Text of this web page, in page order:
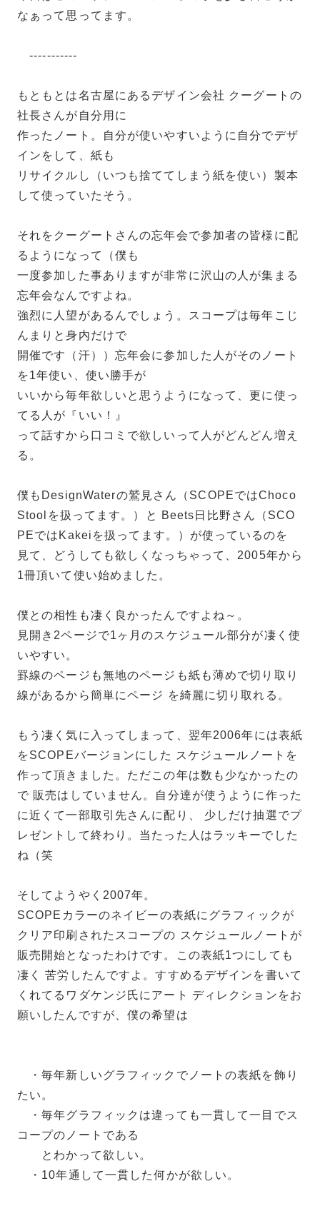
なぁって思ってます。
-----------
もともとは名古屋にあるデザイン会社 クーグートの
社長さんが自分用に
作ったノート。自分が使いやすいように自分でデザ
インをして、紙も
リサイクルし（いつも捨ててしまう紙を使い）製本
して使っていたそう。
それをクーグートさんの忘年会で参加者の皆様に配
るようになって（僕も
一度参加した事ありますが非常に沢山の人が集まる
忘年会なんですよね。
強烈に人望があるんでしょう。スコープは毎年こじ
んまりと身内だけで
開催です（汗））忘年会に参加した人がそのノート
を1年使い、使い勝手が
いいから毎年欲しいと思うようになって、更に使っ
てる人が『いい！』
って話すから口コミで欲しいって人がどんどん増え
る。
僕もDesignWaterの鷲見さん（SCOPEではChoco
Stoolを扱ってます。）と Beets日比野さん（SCO
PEではKakeiを扱ってます。）が使っているのを
見て、どうしても欲しくなっちゃって、2005年から
1冊頂いて使い始めました。
僕との相性も凄く良かったんですよね～。
見開き2ページで1ヶ月のスケジュール部分が凄く使
いやすい。
罫線のページも無地のページも紙も薄めで切り取り
線があるから簡単にページ を綺麗に切り取れる。
もう凄く気に入ってしまって、翌年2006年には表紙
をSCOPEバージョンにした スケジュールノートを
作って頂きました。ただこの年は数も少なかったの
で 販売はしていません。自分達が使うように作った
に近くて一部取引先さんに配り、 少しだけ抽選でプ
レゼントして終わり。当たった人はラッキーでした
ね（笑
そしてようやく2007年。
SCOPEカラーのネイビーの表紙にグラフィックが
クリア印刷されたスコープの スケジュールノートが
販売開始となったわけです。この表紙1つにしても
凄く 苦労したんですよ。すすめるデザインを書いて
くれてるワダケンジ氏にアート ディレクションをお
願いしたんですが、僕の希望は
・毎年新しいグラフィックでノートの表紙を飾り
たい。
・毎年グラフィックは違っても一貫して一目でス
コープのノートである
とわかって欲しい。
・10年通して一貫した何かが欲しい。